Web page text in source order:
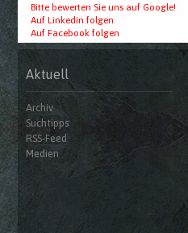
Bitte bewerten Sie uns auf Google!
Auf Linkedin folgen
Auf Facebook folgen
Aktuell
Archiv
Suchtipps
RSS-Feed
Medien